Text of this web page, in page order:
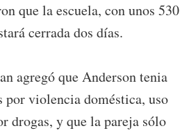
que la escuela, con unos 530
cerrada dos días.
agregó que Anderson tenia
por violencia doméstica, uso
drogas, y que la pareja sólo